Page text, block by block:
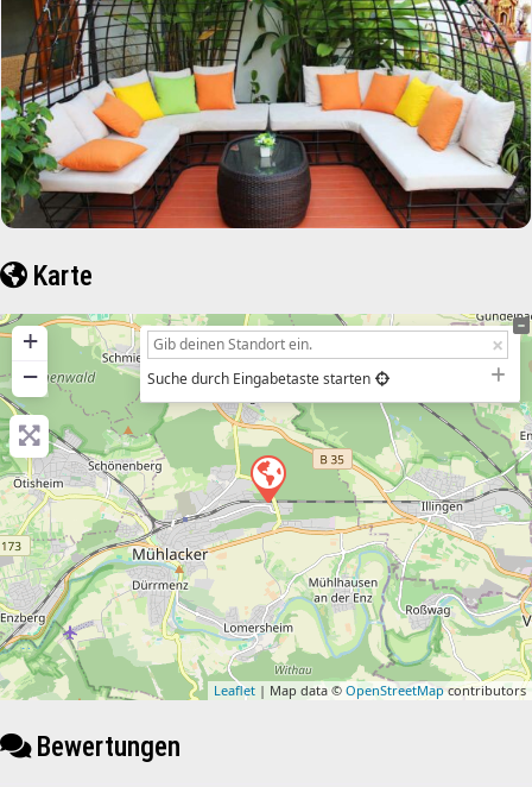
Karte
+
−
Suche durch Eingabetaste starten
Leaflet | Map data © OpenStreetMapcontributors
Bewertungen